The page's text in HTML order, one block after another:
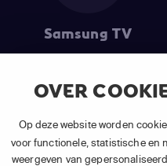
OVER
Op deze website worden
voor functionele, statistische en
weergeven van
Samsung TV
(1) De eerste 30 dagen gratis:
van APP TV
(2) Prijs